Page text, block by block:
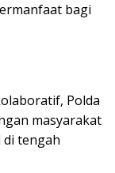
bagi
Polda
masyarakat
tengah